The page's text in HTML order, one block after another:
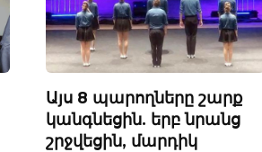
Այս 8 պարողները շարք
կանգնեցին. երբ նրանց
շրջվեցին, մարդիկ